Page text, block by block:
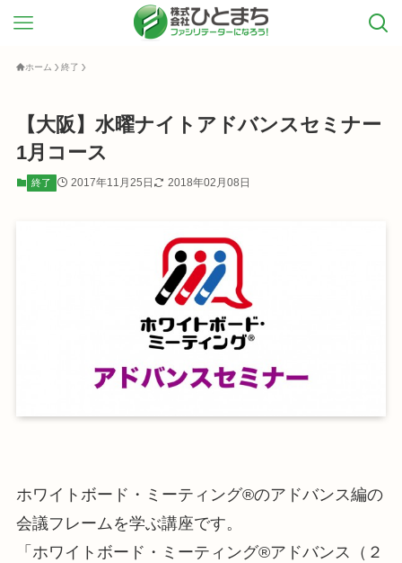
ホーム 終了
【大阪】水曜ナイトアドバンスセミナー
1月コース
終了 2017年11月25日 2018年02月08日
ホワイトボード・ミーティング®のアドバンス編の
会議フレームを学ぶ講座です。
「ホワイトボード・ミーティング®アドバンス（２